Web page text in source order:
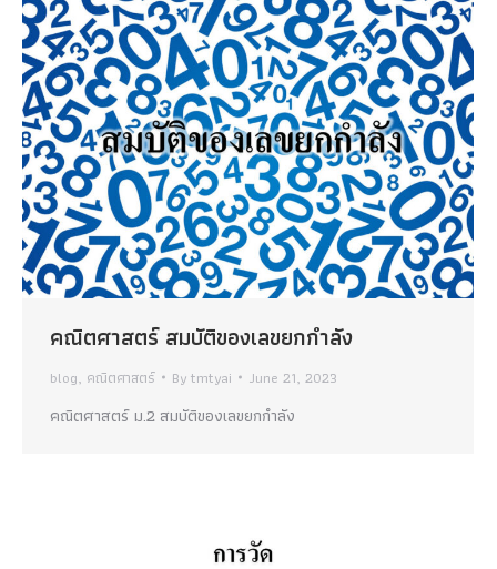
คณิตศาสตร์ สมบัติของเลขยกกำลัง
blog, คณิตศาสตร์ Bytmtyai June 21, 2023
คณิตศาสตร์ ม.2 สมบัติของเลขยกกำลัง